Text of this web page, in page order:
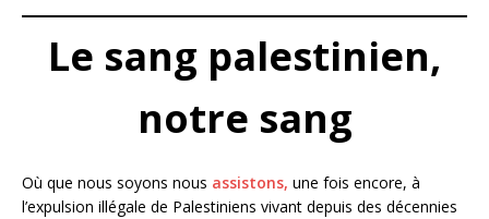
Le sang palestinien,
notre sang
Où que nous soyons nous assistons, une fois encore, à
l’expulsion illégale de Palestiniens vivant depuis des décennies